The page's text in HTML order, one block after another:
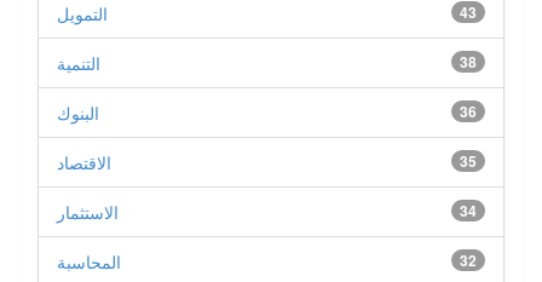
43 التمويل
38 التنمية
36 البنوك
35 الاقتصاد
34 الاستثمار
32 المحاسبة